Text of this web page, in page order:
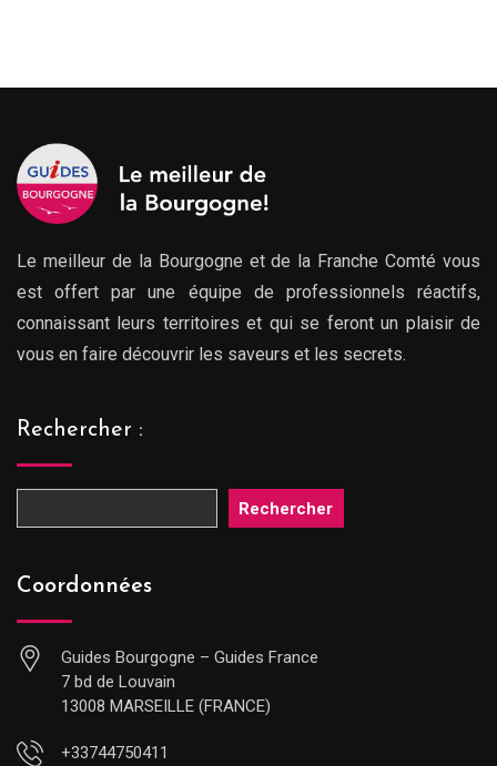
à
Le meilleur de la Bourgogne et de la Franche Comté vous
est offert par une équipe de professionnels réactifs,
connaissant leurs territoires et qui se feront un plaisir de
vous en faire découvrir les saveurs et les secrets.
Rechercher :
Rechercher
Coordonnées
Guides Bourgogne – Guides France
7 bd de Louvain
13008 MARSEILLE (FRANCE)
+33744750411